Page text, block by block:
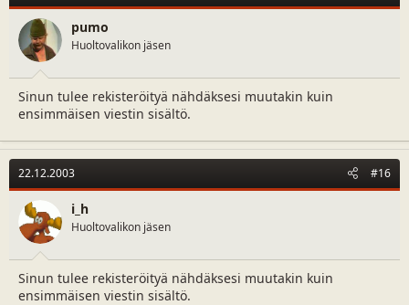
pumo
Huoltovalikon jäsen
Sinun tulee rekisteröityä nähdäksesi muutakin kuin
ensimmäisen viestin sisältö.
22.12.2003 #16
i_h
Huoltovalikon jäsen
Sinun tulee rekisteröityä nähdäksesi muutakin kuin
ensimmäisen viestin sisältö.